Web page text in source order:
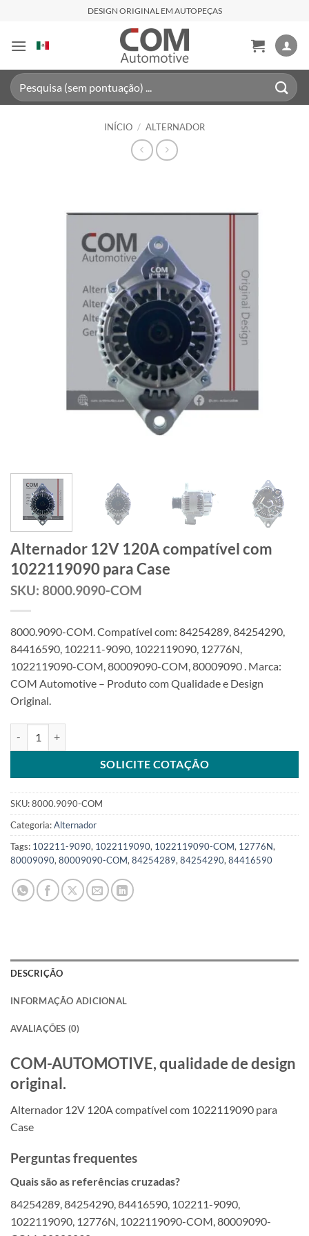
content
DESIGN ORIGINAL EM AUTOPEÇAS
Pesquisar
por:
INÍCIO / ALTERNADOR
Alternador 12V 120A compatível com
1022119090 para Case
SKU: 8000.9090-COM
8000.9090-COM. Compatível com: 84254289, 84254290,
84416590, 102211-9090, 1022119090, 12776N,
1022119090-COM, 80009090-COM, 80009090 . Marca:
COM Automotive – Produto com Qualidade e Design
Original.
SOLICITE COTAÇÃO
SKU:8000.9090-COM
Categoria:Alternador
Tags: 102211-9090, 1022119090, 1022119090-COM, 12776N,
80009090, 80009090-COM, 84254289, 84254290, 84416590
DESCRIÇÃO
INFORMAÇÃO ADICIONAL
AVALIAÇÕES (0)
COM-AUTOMOTIVE, qualidade de design
original.
Alternador 12V 120A compatível com 1022119090 para
Case
Perguntas frequentes
Quais são as referências cruzadas?
84254289, 84254290, 84416590, 102211-9090,
1022119090, 12776N, 1022119090-COM, 80009090-